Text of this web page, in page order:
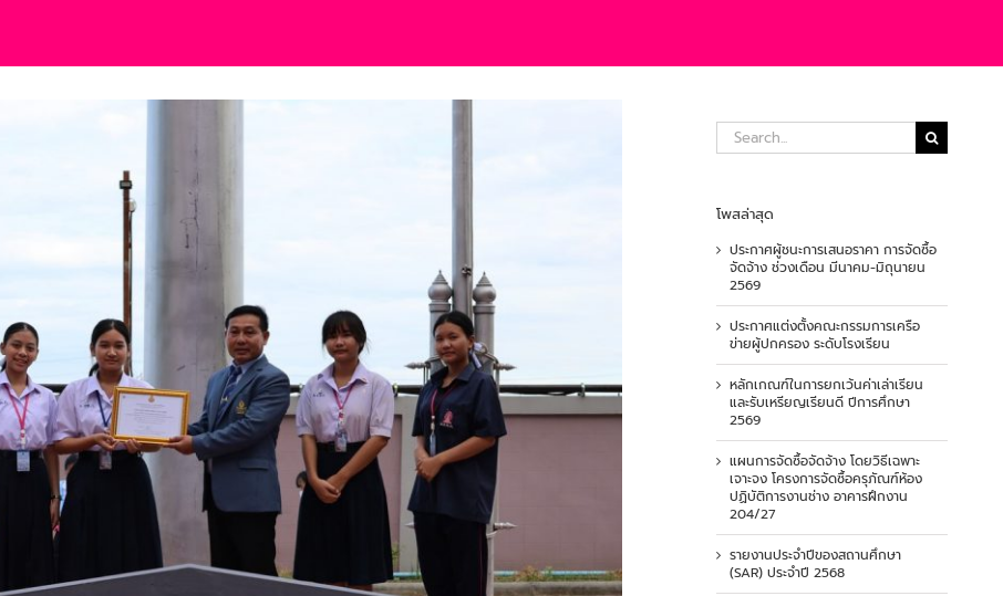
Search
for:
โพสล่าสุด
ประกาศผู้ชนะการเสนอราคา การจัดซื้อ
จัดจ้าง ช่วงเดือน มีนาคม-มิถุนายน
2569
ประกาศแต่งตั้งคณะกรรมการเครือ
ข่ายผู้ปกครอง ระดับโรงเรียน
หลักเกณฑ์ในการยกเว้นค่าเล่าเรียน
และรับเหรียญเรียนดี ปีการศึกษา
2569
แผนการจัดซื้อจัดจ้าง โดยวิธีเฉพาะ
เจาะจง โครงการจัดซื้อครุภัณฑ์ห้อง
ปฏิบัติการงานช่าง อาคารฝึกงาน
204/27
รายงานประจำปีของสถานศึกษา
(SAR) ประจำปี 2568